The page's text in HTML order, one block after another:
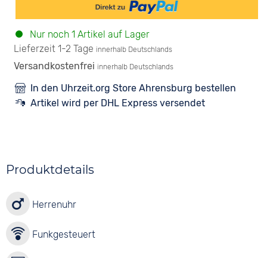
Nur noch 1 Artikel auf Lager
Lieferzeit 1-2 Tage innerhalb Deutschlands
Versandkostenfrei innerhalb Deutschlands
In den Uhrzeit.org Store Ahrensburg bestellen
Artikel wird per DHL Express versendet
Produktdetails
Herrenuhr
Funkgesteuert